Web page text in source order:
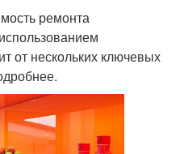
ремонта
от нескольких ключевых